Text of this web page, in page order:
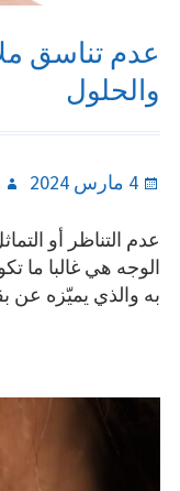
عدم تناسق
والحلول
Posted
4 مارس 2024
عدم التناظر أو
الوجه هي غالبا ما
به والذي يميّزه عن